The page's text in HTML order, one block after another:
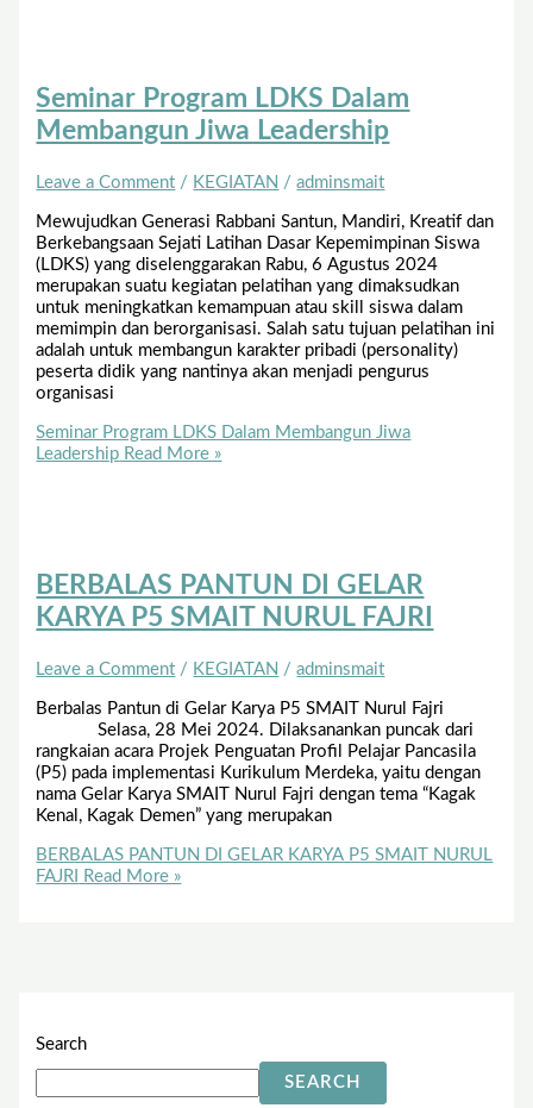
Seminar Program LDKS Dalam
Membangun Jiwa Leadership
Leave a Comment / KEGIATAN /adminsmait
Mewujudkan Generasi Rabbani Santun, Mandiri, Kreatif dan
Berkebangsaan Sejati Latihan Dasar Kepemimpinan Siswa
(LDKS) yang diselenggarakan Rabu, 6 Agustus 2024
merupakan suatu kegiatan pelatihan yang dimaksudkan
untuk meningkatkan kemampuan atau skill siswa dalam
memimpin dan berorganisasi. Salah satu tujuan pelatihan ini
adalah untuk membangun karakter pribadi (personality)
peserta didik yang nantinya akan menjadi pengurus
organisasi
Seminar Program LDKS Dalam Membangun Jiwa
Leadership Read More »
BERBALAS PANTUN DI GELAR
KARYA P5 SMAIT NURUL FAJRI
Leave a Comment / KEGIATAN /adminsmait
Berbalas Pantun di Gelar Karya P5 SMAIT Nurul Fajri
Selasa, 28 Mei 2024. Dilaksanankan puncak dari
rangkaian acara Projek Penguatan Profil Pelajar Pancasila
(P5) pada implementasi Kurikulum Merdeka, yaitu dengan
nama Gelar Karya SMAIT Nurul Fajri dengan tema “Kagak
Kenal, Kagak Demen” yang merupakan
BERBALAS PANTUN DI GELAR KARYA P5 SMAIT NURUL
FAJRI
Read More »
Search
SEARCH